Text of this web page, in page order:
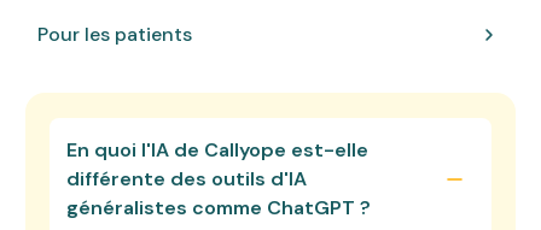
Pour les patients
En quoi l'IA de Callyope est-elle
différente des outils d'IA
généralistes comme ChatGPT ?